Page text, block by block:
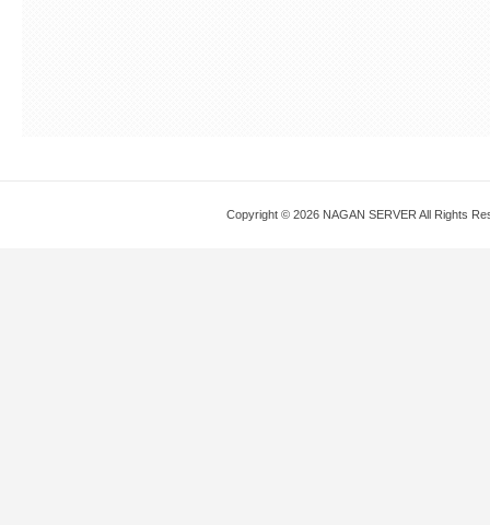
Copyright © 2026 NAGAN SERVER All Rights